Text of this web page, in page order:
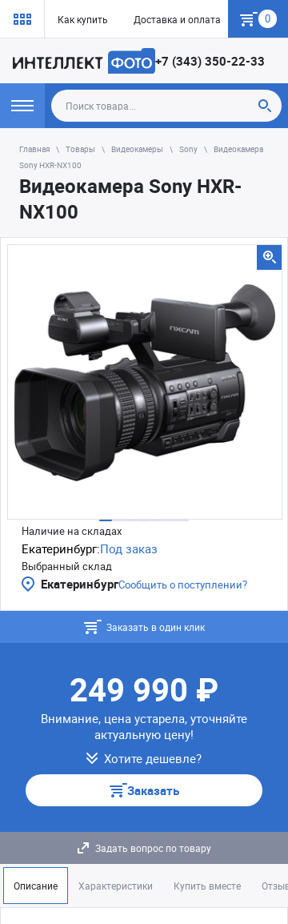
Как купить Доставка и оплата Гарантия
0
+7 (343) 350-22-33
Главная Товары Видеокамеры Sony
Видеокамера
Sony HXR-NX100
Видеокамера Sony HXR-
NX100
Наличие на складах
Екатеринбург:Под заказ
Выбранный склад
ЕкатеринбургСообщить о поступлении?
Заказать в один клик
249 990 ₽
Внимание, цена устарела, уточняйте
актуальную цену!
Хотите дешевле?
Заказать
Задать вопрос по товару
Описание Характеристики Купить вместе